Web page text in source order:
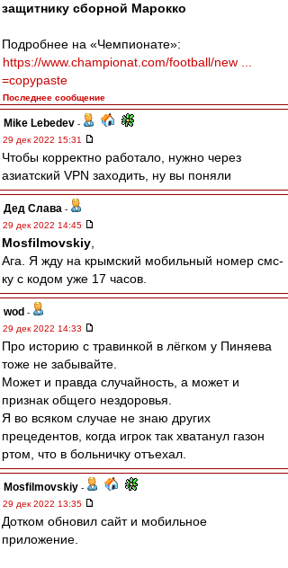
защитнику сборной Марокко
Подробнее на «Чемпионате»:
https://www.championat.com/football/new ...
=copypaste
Последнее сообщение
Mike Lebedev -
29 дек 2022 15:31
Чтобы корректно работало, нужно через
азиатский VPN заходить, ну вы поняли
Дед Слава -
29 дек 2022 14:45
Mosfilmovskiy
Ага. Я жду на крымский мобильный номер смс-
ку с кодом уже 17 часов.
wod -
29 дек 2022 14:33
Про историю с травинкой в лёгком у Пиняева
тоже не забывайте.
Может и правда случайность, а может и
признак общего нездоровья.
Я во всяком случае не знаю других
прецедентов, когда игрок так хватанул газон
ртом, что в больничку отъехал.
Mosfilmovskiy -
29 дек 2022 13:35
Дотком обновил сайт и мобильное
приложение.